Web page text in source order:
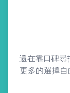
還在靠口碑尋
更多的選擇自